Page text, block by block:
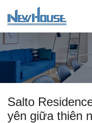
Salto
yên giữa thiên